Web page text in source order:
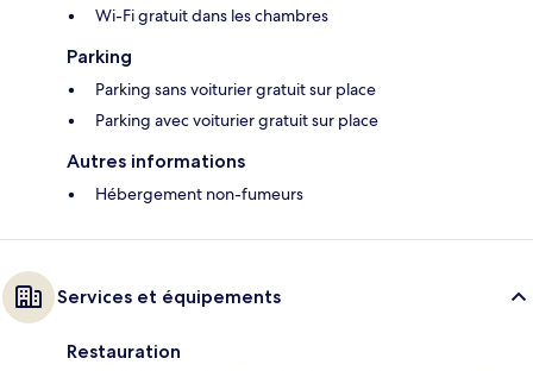
Wi-Fi gratuit dans les chambres
Parking
Parking sans voiturier gratuit sur place
Parking avec voiturier gratuit sur place
Autres informations
Hébergement non-fumeurs
Services et équipements
Restauration